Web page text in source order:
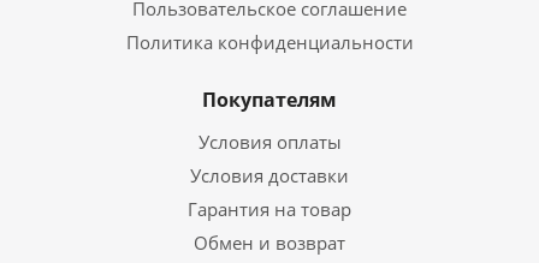
Пользовательское соглашение
Политика конфиденциальности
Покупателям
Условия оплаты
Условия доставки
Гарантия на товар
Обмен и возврат